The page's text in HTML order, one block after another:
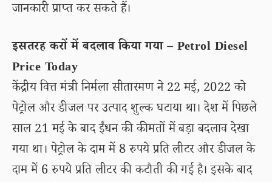
जानकारी प्राप्त कर सकते हैं।
इसतरह करों में बदलाव किया गया – Petrol Diesel
Price Today
केंद्रीय वित्त मंत्री निर्मला सीतारमण ने 22 मई, 2022 को
पेट्रोल और डीजल पर उत्पाद शुल्क घटाया था। देश में पिछले
साल 21 मई के बाद ईंधन की कीमतों में बड़ा बदलाव देखा
गया था। पेट्रोल के दाम में 8 रुपये प्रति लीटर और डीजल के
दाम में 6 रुपये प्रति लीटर की कटौती की गई है। इसके बाद